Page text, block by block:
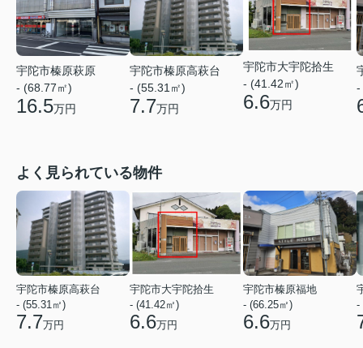
宇陀市榛原萩原
- (68.77㎡)
16.5万円
宇陀市榛原高萩台
- (55.31㎡)
7.7万円
宇陀市大宇陀拾生
- (41.42㎡)
6.6万円
-
よく見られている物件
宇陀市榛原高萩台
- (55.31㎡)
7.7万円
宇陀市大宇陀拾生
- (41.42㎡)
6.6万円
宇陀市榛原福地
- (66.25㎡)
6.6万円
-